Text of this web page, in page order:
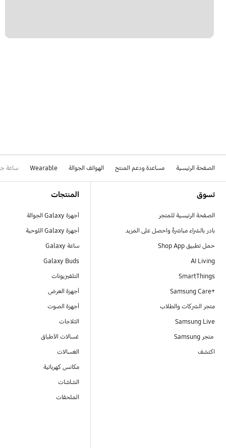
الصفحة الرئيسية مساعدة ودعم المنتج الهواتف الجوالة Wearable ساعة جالاكسي
تسوق
الصفحة الرئيسية للمتجر
بادر بالشراء مباشرةً واحصل على المزيد
حمل تطبيق Shop App
AI Living
SmartThings
Samsung Care+‎
متجر الشركات والطلاب
Samsung Live
متجر Samsung
اكتشف
المنتجات
أجهزة Galaxy الجوالة
أجهزة Galaxy اللوحية
ساعة Galaxy
Galaxy Buds
التلفيزيونات
أجهزة العرض
أجهزة الصوت
الثلاجات
غسالات الأطباق
الغسالات
مكانس كهربائية
الشاشات
الملحقات